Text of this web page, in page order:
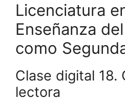
Licenciatura
Enseñanza
como
Clase digital 18.
lectora